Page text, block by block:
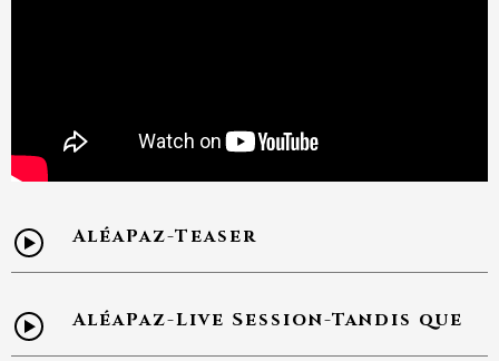
AléaPaz-Teaser
AléaPaz-Live Session-Tandis que